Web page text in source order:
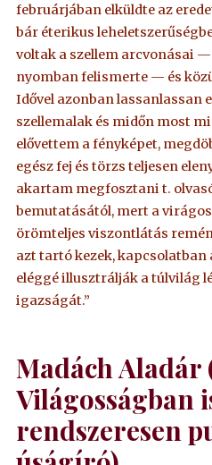
februárjában elküldte az
bár éterikus
voltak a szellem arcvonásai
nyomban felismerte — és
Idővel azonban lassanlassan
szellemalak és midőn most
elővettem a fényképet,
egész fej és törzs teljesen
akartam megfosztani t.
bemutatásától, mert a
örömteljes viszontlátás
azt tartó kezek, kapcsolatban
eléggé illusztrálják a túlvilág
igazságát.”
Madách Aladár
Világosságban
rendszeresen